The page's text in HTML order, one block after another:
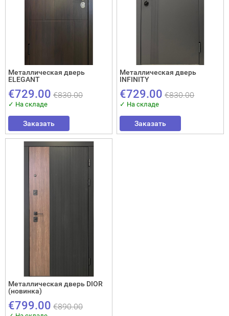
Металлическая дверь
ELEGANT
€729.00 €830.00
✓ На складе
Заказать
Металлическая дверь
INFINITY
€729.00 €830.00
✓ На складе
Заказать
Металлическая дверь DIOR
(новинка)
€799.00 €890.00
Закрыть!